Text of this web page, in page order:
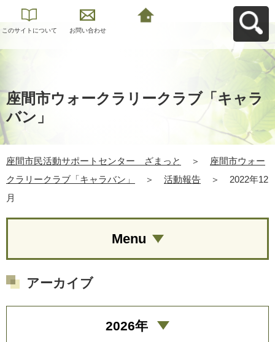
このサイトについて お問い合わせ
座間市ウォークラリークラブ「キャラ
バン」
座間市民活動サポートセンター ざまっと ＞
座間市ウォー
クラリークラブ「キャラバン」
＞ 活動報告 ＞
2022年12
月
Menu
アーカイブ
2026年